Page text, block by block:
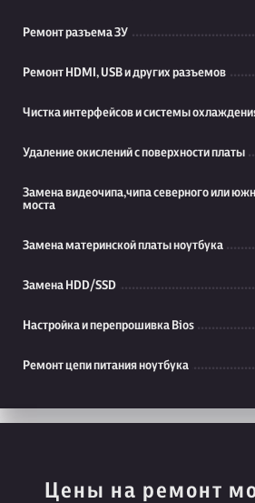
Ремонт разъема ЗУ
Ремонт HDMI, USB и других разъемов
Чистка интерфейсов и системы
Удаление окислений с поверхности платы
Замена видеочипа,чипа северного или
моста
Замена материнской платы ноутбука
Замена HDD/SSD
Настройка и перепрошивка Bios
Ремонт цепи питания ноутбука
Цены на ремонт